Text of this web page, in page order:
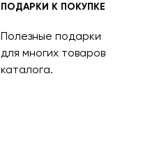
ПОДАРКИ К ПОКУПКЕ
Полезные подарки
для многих товаров
каталога.